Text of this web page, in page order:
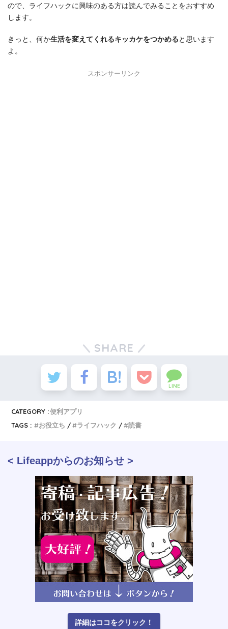
ので、ライフハックに興味のある方は読んでみることをおすすめ
します。
きっと、何か生活を変えてくれるキッカケをつかめる と思います
よ。
スポンサーリンク
SHARE
LINE
CATEGORY :便利アプリ
TAGS :
お役立ち ライフハック 読書
< Lifeappからのお知らせ >
詳細はココをクリック！